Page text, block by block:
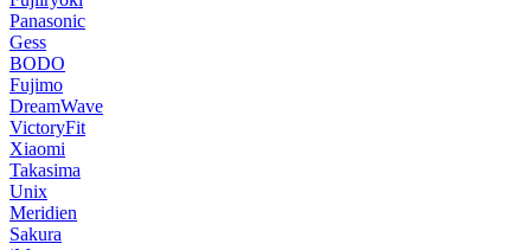
Panasonic
Gess
BODO
Fujimo
DreamWave
VictoryFit
Xiaomi
Takasima
Unix
Meridien
Sakura